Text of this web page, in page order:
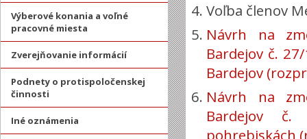
Výberové konania a voľné
pracovné miesta
Zverejňovanie informácií
Podnety o protispoločenskej
činnosti
Iné oznámenia
Voľba členov
Návrh na
Bardejov č.
Bardejov
Návrh na
Bardejov č.
pohrebiskách